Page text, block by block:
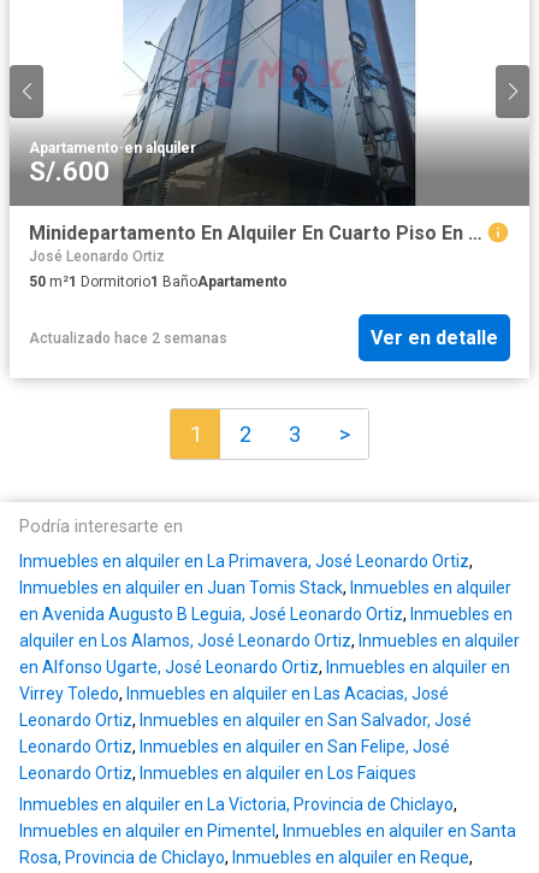
Apartamento·en alquiler
S/.600
Minidepartamento En Alquiler En Cuarto Piso En Urb. La Primavera - Chiclayo
José Leonardo Ortiz
50 m²1 Dormitorio1 BañoApartamento
Actualizado hace 2 semanas Ver en detalle
1 2 3 >
Podría interesarte en
Inmuebles en alquiler en La Primavera, José Leonardo Ortiz,
Inmuebles en alquiler en Juan Tomis Stack, Inmuebles en alquiler
en Avenida Augusto B Leguia, José Leonardo Ortiz, Inmuebles en
alquiler en Los Alamos, José Leonardo Ortiz, Inmuebles en alquiler
en Alfonso Ugarte, José Leonardo Ortiz, Inmuebles en alquiler en
Virrey Toledo, Inmuebles en alquiler en Las Acacias, José
Leonardo Ortiz, Inmuebles en alquiler en San Salvador, José
Leonardo Ortiz, Inmuebles en alquiler en San Felipe, José
Leonardo Ortiz, Inmuebles en alquiler en Los Faiques
Inmuebles en alquiler en La Victoria, Provincia de Chiclayo,
Inmuebles en alquiler en Pimentel , Inmuebles en alquiler en Santa
Rosa, Provincia de Chiclayo, Inmuebles en alquiler en Reque,